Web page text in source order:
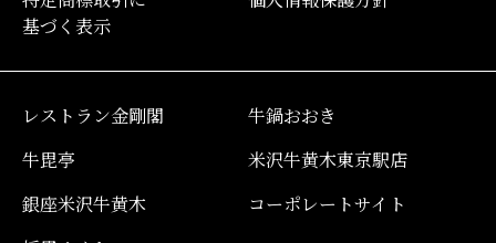
基づく表示
レストラン金剛閣
牛鍋おおき
牛毘亭
米沢牛黄木東京駅店
銀座米沢牛黄木
コーポレートサイト